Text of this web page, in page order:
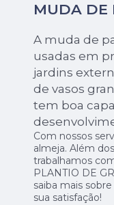
MUDA DE
A muda de
usadas em
jardins
de vasos
tem boa
Com nossos
almeja. Além
trabalhamos
PLANTIO DE
saiba mais
sua satisfação!